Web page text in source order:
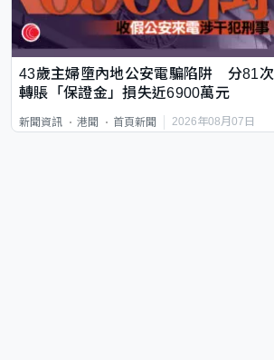
43歲主婦墮內地公安電騙陷阱 分81次
轉賬「保證金」損失近6900萬元
新聞資訊 港聞 首頁新聞 2026年08月07日